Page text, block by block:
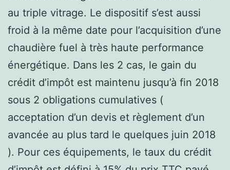
au triple vitrage. Le dispositif s’est aussi
froid à la même date pour l’acquisition d’une
chaudière fuel à très haute performance
énergétique. Dans les 2 cas, le gain du
crédit d’impôt est maintenu jusqu’à fin 2018
sous 2 obligations cumulatives (
acceptation d’un devis et règlement d’un
avancée au plus tard le quelques juin 2018
). Pour ces équipements, le taux du crédit